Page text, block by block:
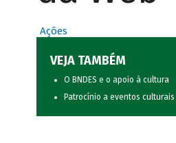
Ações
VEJA TAMBÉM
O BNDES e o apoio à cultura
Patrocínio a eventos culturais